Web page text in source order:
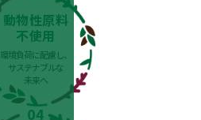
動物性原料
不使用
環境負荷に配慮し、
サステナブルな
未来へ